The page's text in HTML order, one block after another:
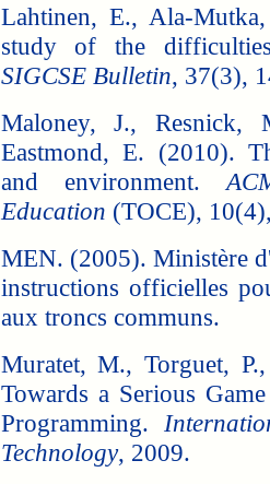
Lahtinen, E., Ala-
study of the
SIGCSE Bulletin, 37(3),
Maloney, J.,
Eastmond, E. (2010).
and environment.
Education (TOCE),
MEN. (2005). Ministère
instructions officielles
aux troncs communs.
Muratet, M., Torguet,
Towards a Serious
Programming.
Technology, 2009.